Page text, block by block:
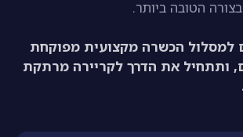
הטובה ביותר.
למסלול הכשרה מקצועית מפוקחת
ותתחיל את הדרך לקריירה מרתקת